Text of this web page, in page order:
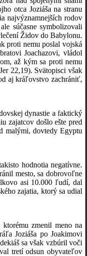
otca Joziáša na stranu
najvýznamnejších rodov
súčasne symbolizovali
Židov do Babylonu.
proti nemu poslal vojská
Joachazovi, vládol
až kým sa proti nemu
22,19). Svätopisci však
aj kráľovstvo zachrániť,
dynastie a faktický
zajatcov došlo ešte pred
malými, dovtedy Egyptu
hodnotia negatívne.
mesto, sa dobrovoľne
asi 10.000 ľudí, dal
zajatia, ktorý sa udial
ktorému zmenil meno na
Joziáša po Joakimovi
sa však vzbúril voči
tretí odsun obyvateľov